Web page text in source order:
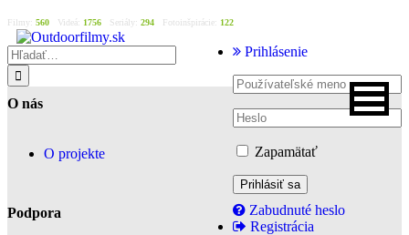
Filmy: 560 Videá: 1756 Seriály: 294 Fotoinšpirácie: 122
Prihlásenie
Zapamätať
Zabudnuté heslo
Registrácia
O nás
O projekte
Podpora